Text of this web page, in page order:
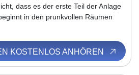
dass es der erste Teil der Anlage
in den prunkvollen Räumen
KOSTENLOS ANHÖREN